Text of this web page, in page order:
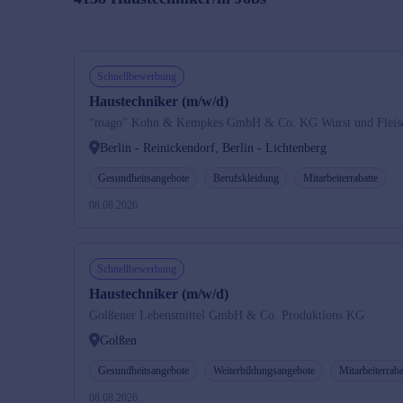
Schnellbewerbung
Haustechniker (m/w/d)
“mago” Kohn & Kempkes GmbH & Co. KG Wurst und
Berlin - Reinickendorf, Berlin - Lichtenberg
Gesundheitsangebote Berufskleidung Mitarbeiterrabatte
08.08.2026
Schnellbewerbung
Haustechniker (m/w/d)
Golßener Lebensmittel GmbH & Co. Produktions KG
Golßen
Gesundheitsangebote Weiterbildungsangebote
08.08.2026